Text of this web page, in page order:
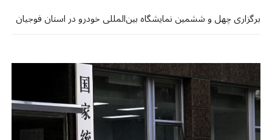
برگزاری چهل ‌و ششمین نمایشگاه بین‌المللی خودرو در استان فوجیان